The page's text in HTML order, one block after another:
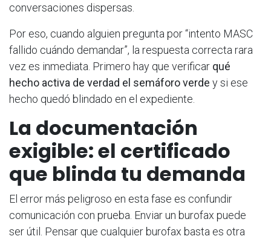
conversaciones dispersas.
Por eso, cuando alguien pregunta por “intento MASC
fallido cuándo demandar”, la respuesta correcta rara
vez es inmediata. Primero hay que verificar qué
hecho activa de verdad el semáforo verde y si ese
hecho quedó blindado en el expediente.
La documentación
exigible: el certificado
que blinda tu demanda
El error más peligroso en esta fase es confundir
comunicación con prueba. Enviar un burofax puede
ser útil. Pensar que cualquier burofax basta es otra